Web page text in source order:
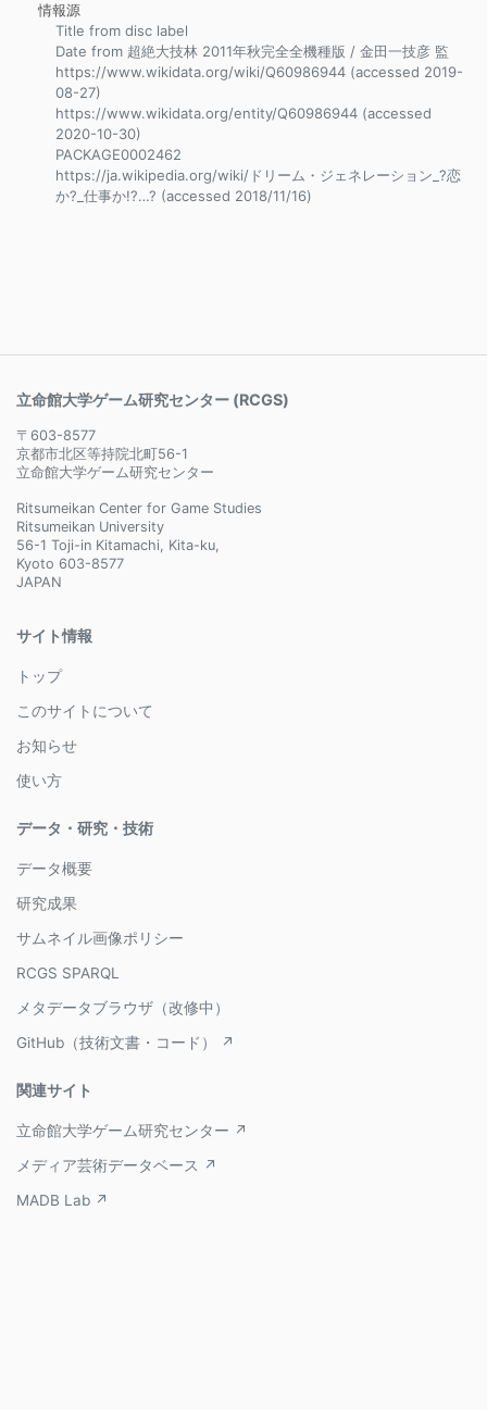
情報源
Title from disc label
Date from 超絶大技林 2011年秋完全全機種版 / 金田一技彦 監
https://www.wikidata.org/wiki/Q60986944 (accessed 2019-
08-27)
https://www.wikidata.org/entity/Q60986944 (accessed
2020-10-30)
PACKAGE0002462
https://ja.wikipedia.org/wiki/ドリーム・ジェネレーション_?恋
か?_仕事か!?…? (accessed 2018/11/16)
立命館大学ゲーム研究センター (RCGS)
〒603-8577
京都市北区等持院北町56-1
立命館大学ゲーム研究センター
Ritsumeikan Center for Game Studies
Ritsumeikan University
56-1 Toji-in Kitamachi, Kita-ku,
Kyoto 603-8577
JAPAN
サイト情報
トップ
このサイトについて
お知らせ
使い方
データ・研究・技術
データ概要
研究成果
サムネイル画像ポリシー
RCGS SPARQL
メタデータブラウザ（改修中）
GitHub（技術文書・コード） ↗
関連サイト
立命館大学ゲーム研究センター ↗
メディア芸術データベース ↗
MADB Lab ↗